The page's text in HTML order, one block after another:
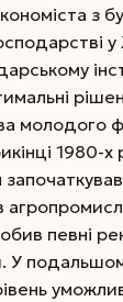
з
молодого
1980-х
певні
У